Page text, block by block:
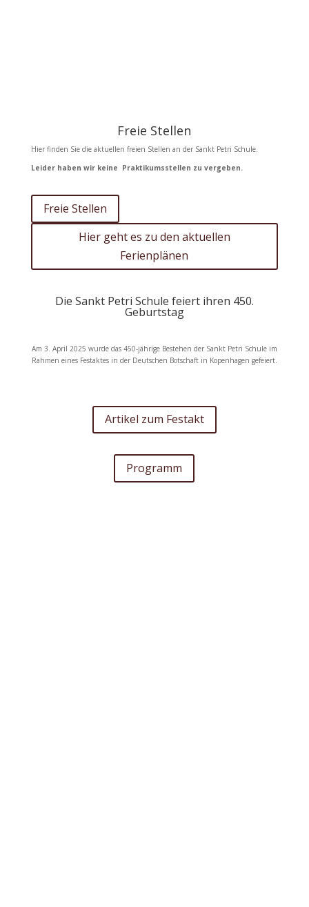
Freie Stellen
Hier finden Sie die aktuellen freien Stellen an der Sankt Petri Schule.
Leider haben wir keine Praktikumsstellen zu vergeben.
Freie Stellen
Hier geht es zu den aktuellen
Ferienplänen
Die Sankt Petri Schule feiert ihren 450.
Geburtstag
Am 3. April 2025 wurde das 450-jährige Bestehen der Sankt Petri Schule im
Rahmen eines Festaktes in der Deutschen Botschaft in Kopenhagen gefeiert.
Artikel zum Festakt
Programm